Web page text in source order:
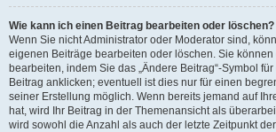
Wie kann ich einen Beitrag bearbeiten oder löschen?
Wenn Sie nicht Administrator oder Moderator sind,
eigenen Beiträge bearbeiten oder löschen. Sie können
bearbeiten, indem Sie das „Ändere Beitrag“-Symbol
Beitrag anklicken; eventuell ist dies nur für einen
seiner Erstellung möglich. Wenn bereits jemand auf
hat, wird Ihr Beitrag in der Themenansicht als
wird sowohl die Anzahl als auch der letzte Zeitpunkt